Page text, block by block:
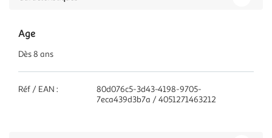
Age
Dès 8 ans
Réf / EAN :
80d076c5-3d43-4198-9705-
7eca439d3b7a / 4051271463212